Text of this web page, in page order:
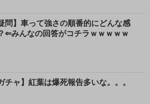
問】車って強さの順番的にどんな感
⇐みんなの回答がコチラｗｗｗｗｗ
チャ】紅葉は爆死報告多いな。。。